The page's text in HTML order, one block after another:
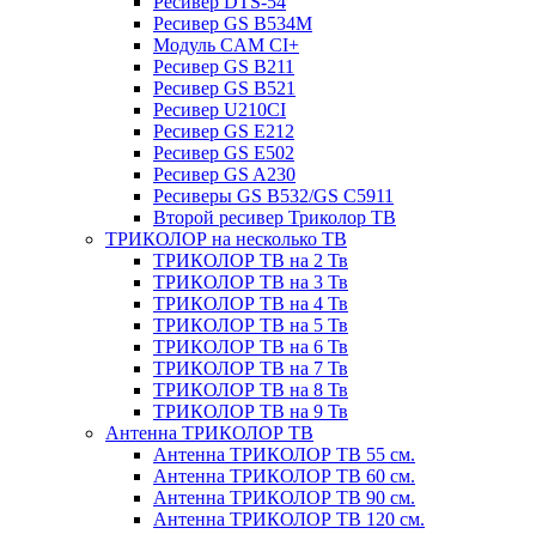
Ресивер GS B534M
Модуль CAM CI+
Ресивер GS B211
Ресивер GS B521
Ресивер U210CI
Ресивер GS E212
Ресивер GS E502
Ресивер GS A230
Ресиверы GS B532/GS C5911
Второй ресивер Триколор ТВ
ТРИКОЛОР на несколько ТВ
ТРИКОЛОР ТВ на 2 Тв
ТРИКОЛОР ТВ на 3 Тв
ТРИКОЛОР ТВ на 4 Тв
ТРИКОЛОР ТВ на 5 Тв
ТРИКОЛОР ТВ на 6 Тв
ТРИКОЛОР ТВ на 7 Тв
ТРИКОЛОР ТВ на 8 Тв
ТРИКОЛОР ТВ на 9 Тв
Антенна ТРИКОЛОР ТВ
Антенна ТРИКОЛОР ТВ 55 см.
Антенна ТРИКОЛОР ТВ 60 см.
Антенна ТРИКОЛОР ТВ 90 см.
Антенна ТРИКОЛОР ТВ 120 см.